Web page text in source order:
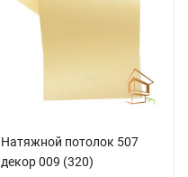
Натяжной потолок 507
декор 009 (320)